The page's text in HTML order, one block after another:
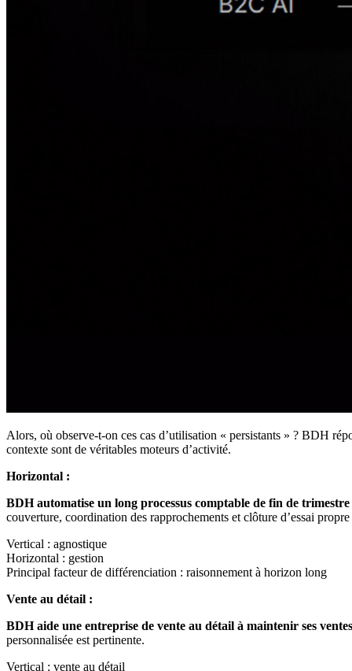
Alors, où observe-t-on ces cas d’utilisation « persistants » ? BDH
contexte sont de véritables moteurs d’activité.
Horizontal :
BDH automatise un long processus comptable de fin de
couverture, coordination des rapprochements et clôture d’essai
Vertical : agnostique
Horizontal : gestion
Principal facteur de différenciation : raisonnement à horizon long
Vente au détail :
BDH aide une entreprise de vente au détail à maintenir ses
personnalisée est pertinente.
Vertical : vente au détail